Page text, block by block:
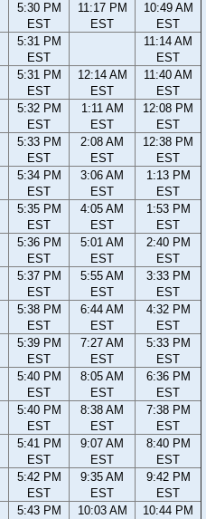
5:30 PM
EST
11:17 PM
EST
10:49 AM
EST
5:31 PM
EST
11:14 AM
EST
5:31 PM
EST
12:14 AM
EST
11:40 AM
EST
5:32 PM
EST
1:11 AM
EST
12:08 PM
EST
5:33 PM
EST
2:08 AM
EST
12:38 PM
EST
5:34 PM
EST
3:06 AM
EST
1:13 PM
EST
5:35 PM
EST
4:05 AM
EST
1:53 PM
EST
5:36 PM
EST
5:01 AM
EST
2:40 PM
EST
5:37 PM
EST
5:55 AM
EST
3:33 PM
EST
5:38 PM
EST
6:44 AM
EST
4:32 PM
EST
5:39 PM
EST
7:27 AM
EST
5:33 PM
EST
5:40 PM
EST
8:05 AM
EST
6:36 PM
EST
5:40 PM
EST
8:38 AM
EST
7:38 PM
EST
5:41 PM
EST
9:07 AM
EST
8:40 PM
EST
5:42 PM
EST
9:35 AM
EST
9:42 PM
EST
5:43 PM
10:03 AM
10:44 PM